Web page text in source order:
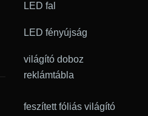
LED fal
LED fényújság
világító doboz
reklámtábla
feszített fóliás világító